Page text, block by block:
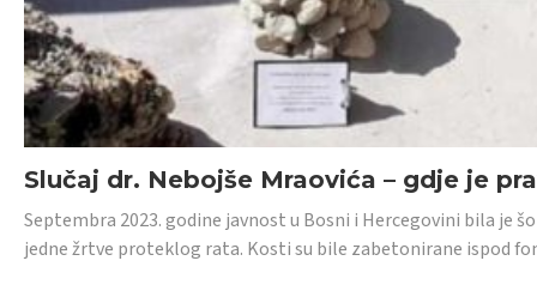
Slučaj dr. Nebojše Mraovića – gdje je
Septembra 2023. godine javnost u Bosni i Hercegovini bila je
jedne žrtve proteklog rata. Kosti su bile zabetonirane ispod